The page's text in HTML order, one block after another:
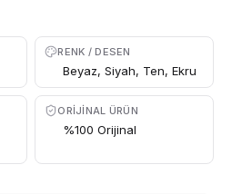
RENK / DESEN
Beyaz, Siyah, Ten, Ekru
ORIJINAL ÜRÜN
%100 Orijinal